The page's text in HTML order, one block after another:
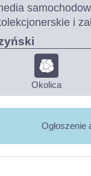
i
Okolica
Ogłoszenie